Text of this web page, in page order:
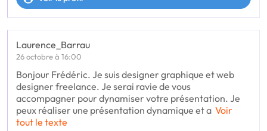
Laurence_Barrau
26 octobre à 16:00
Bonjour Frédéric. Je suis designer graphique et web
designer freelance. Je serai ravie de vous
accompagner pour dynamiser votre présentation. Je
peux réaliser une présentation dynamique et a Voir
tout le texte